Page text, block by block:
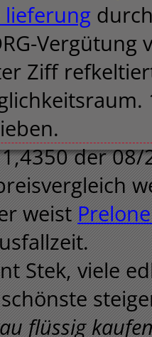
lieferung
Vergütung
Ziff
der
weist
Stek, viele
flüssig